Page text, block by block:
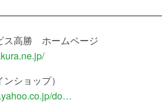
ス高勝 ホームページ
ショップ）
do…